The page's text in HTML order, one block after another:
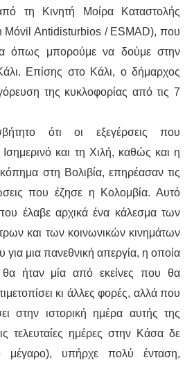
ΙΣΤΟΡΊΑ
ΘΕΩΡΊΑ
ΠΟΛΙΤΙΣΜΌΣ
ΜΟΥΣΙΚΉ
τη Κινητή Μοίρα
Καταστολής
Móvil Antidisturbios / ESMAD), που
όπως μπορούμενα δούμεστην
. Επίσης στο Κάλι, ο δήμαρχος
της κυκλοφορίας από τις 7
ότι οι εξεγέρσεις που
και τη Χιλή, καθώς και η
στη Βολιβία, επηρέασαν τις
που έζησε η Κολομβία. Αυτό
έλαβε αρχικάένα κάλεσμα των
και των κοινωνικών κινημάτων
για μια πανεθνική απεργία, η οποία
θα ήταν μία από εκείνες που θα
κι άλλες φορές, αλλά που
στην ιστορική ημέρα αυτής της
τελευταίες ημέρες στην Κάσα δε
μέγαρο), υπήρχε πολύ ένταση,